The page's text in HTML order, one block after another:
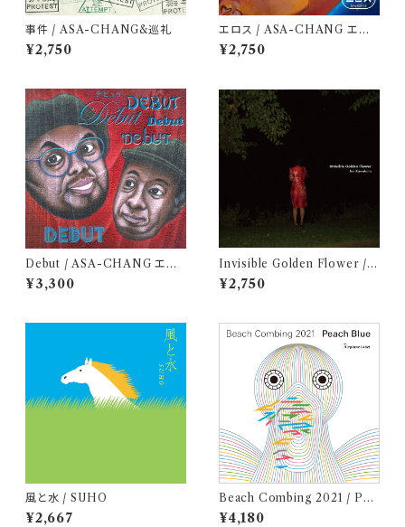
事件 / ASA-CHANG&巡礼
¥2,750
エロス / ASA-CHANG エマ
ーソン北村
¥2,750
Debut / ASA-CHANG エマ
ーソン北村 （アナログ盤レコー
ド10"）
¥3,300
Invisible Golden Flower / J
un Kawabata
¥2,750
風と水 / SUHO
¥2,667
Beach Combing 2021 / Pea
ch Blue (LPレコード＋CD)
¥4,180